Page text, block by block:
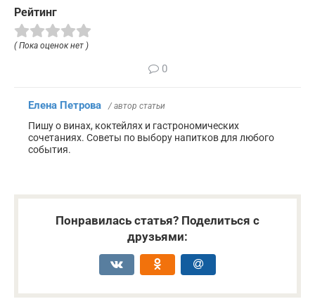
Рейтинг
( Пока оценок нет )
0
Елена Петрова / автор статьи
Пишу о винах, коктейлях и гастрономических
сочетаниях. Советы по выбору напитков для любого
события.
Понравилась статья? Поделиться с
друзьями: